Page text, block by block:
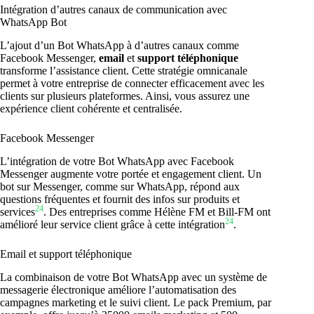
Intégration d’autres canaux de communication avec
WhatsApp Bot
L’ajout d’un Bot WhatsApp à d’autres canaux comme
Facebook Messenger, email et support téléphonique
transforme l’assistance client. Cette stratégie omnicanale
permet à votre entreprise de connecter efficacement avec les
clients sur plusieurs plateformes. Ainsi, vous assurez une
expérience client cohérente et centralisée.
Facebook Messenger
L’intégration de votre Bot WhatsApp avec Facebook
Messenger augmente votre portée et engagement client. Un
bot sur Messenger, comme sur WhatsApp, répond aux
questions fréquentes et fournit des infos sur produits et
services24. Des entreprises comme Hélène FM et Bill-FM ont
amélioré leur service client grâce à cette intégration24.
Email et support téléphonique
La combinaison de votre Bot WhatsApp avec un système de
messagerie électronique améliore l’automatisation des
campagnes marketing et le suivi client. Le pack Premium, par